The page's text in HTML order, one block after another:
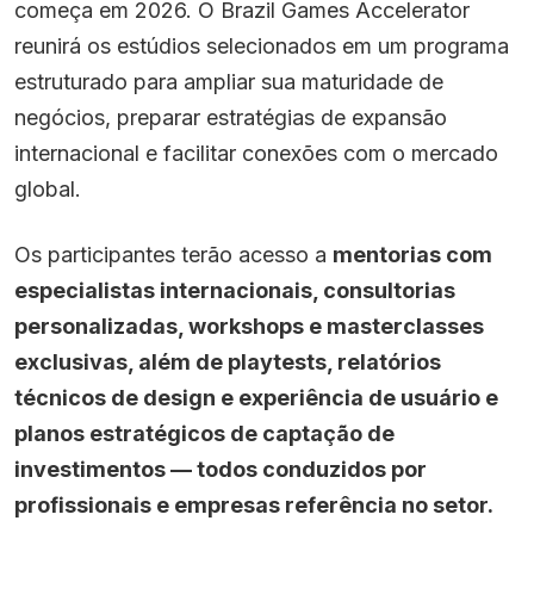
começa em 2026. O Brazil Games Accelerator
reunirá os estúdios selecionados em um programa
estruturado para ampliar sua maturidade de
negócios, preparar estratégias de expansão
internacional e facilitar conexões com o mercado
global.
Os participantes terão acesso a mentorias com
especialistas internacionais, consultorias
personalizadas, workshops e masterclasses
exclusivas, além de playtests, relatórios
técnicos de design e experiência de usuário e
planos estratégicos de captação de
investimentos — todos conduzidos por
profissionais e empresas referência no setor.